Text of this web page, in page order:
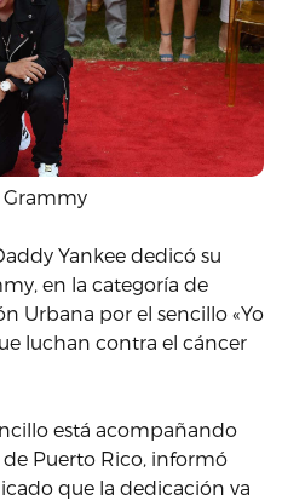
Grammy
Yankee dedicó su
en la categoría de
Urbana por el sencillo «Yo
luchan contra el cáncer
está acompañando
Puerto Rico, informó
que la dedicación va